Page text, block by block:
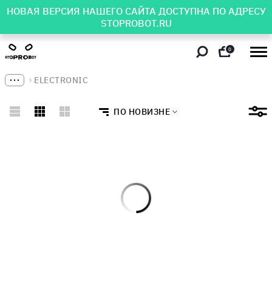
НОВАЯ ВЕРСИЯ НАШЕГО САЙТА ДОСТУПНА ПО АДРЕСУ
STOPROBOT.RU
0
ELECTRONIC
ПО НОВИЗНЕ